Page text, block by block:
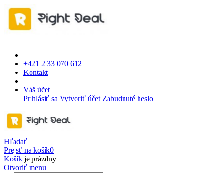
+421 2 33 070 612
Kontakt
Váš účet
Prihlásiť sa Vytvoriť účet Zabudnuté heslo
Hľadať
Prejsť na košík0
Košík je prázdny
Otvoriť menu